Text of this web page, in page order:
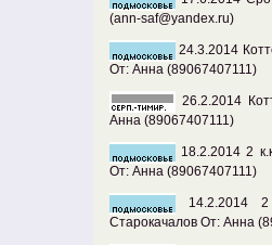
(ann-saf@yandex.ru)
24.3.2014
От: Анна (89067407111)
26.2.2014
Анна (89067407111)
18.2.2014 2
От: Анна (89067407111)
14.2.2014 2
Старокачалов От: Анна